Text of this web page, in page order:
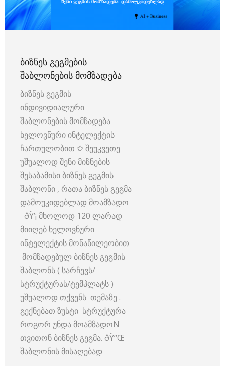
ᲑᲘᲖᲜᲔᲡ ᲒᲔᲒᲛᲔᲑᲘᲡ
ᲨᲐᲑᲚᲝᲜᲔᲑᲘᲡ ᲛᲝᲛᲖᲐᲓᲔᲑᲐ
ბიზნეს გეგმის
ინდივიდიალური
შაბლონების მომზადება
ხელოვნური ინტელექტის
ჩართულობით ✩ შეუკვეთე
უშუალოდ შენი მიზნების
შესაბამისი ბიზნეს გეგმის
შაბლონი , რათა ბიზნეს გეგმა
დამოუკიდებლად მოამზადო
ðŸ’¡ მხოლოდ 120 ლარად
მიიღებ ხელოვნური
ინტელექტის მონაწილეობით
მომზადებულ ბიზნეს გეგმის
შაბლონს ( სარჩევს/
სტრუქტურას/ტემპლატს )
უშუალოდ თქვენს თემაზე .
გექნებათ ზუსტი სტრუქტურა
როგორ უნდა მოამზადოN
თვითონ ბიზნეს გეგმა. ðŸ“Œ
შაბლონის მისაღებად